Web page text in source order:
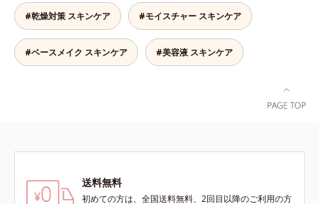
を除くLM＝さっぱり高保湿タイプ
（脂性肌～普通肌）RM＝しっとり
高保湿タイプ（普通肌～超乾性肌）
アレルギーテスト済＝全ての方にア
レルギーが起こらないということで
どまってうるおいを蓄えてくれま
す。刺激を受けやすくなった角層を
うるおいで満たし、脱・敏感肌を目
指します。無油分・無着色・無香
料・アルコールフリー・界面活性剤
とではありません）*3 乾燥して敏
アミノ酸（ポリグルタミン酸）配合
＝乾燥を防ぎ、うるおいに満ちた肌
どまってうるおいを蓄えてくれま
す。刺激を受けやすくなった角層を
うるおいで満たし、脱・敏感肌を目
指します。無油分・無着色・無香
料・アルコールフリー・パラベンフ
*2 敏感肌対象連用テスト済（すべ
じやすい状態のこと*4 発酵アミノ
保湿成分、植物由来アミノ酸（エル
#乾燥対策 スキンケア #モイスチャー スキンケア
#ベースメイク スキンケア #美容液 スキンケア
送料無料
初めての方は、全国送料無料、2回目以降のご利用の方